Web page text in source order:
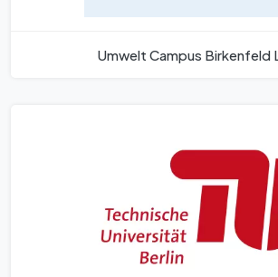
Umwelt Campus Birkenfeld